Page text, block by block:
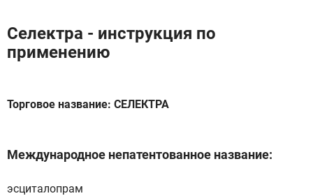
Селектра - инструкция по
применению
Торговое название: СЕЛЕКТРА
Международное непатентованное название:
эсциталопрам